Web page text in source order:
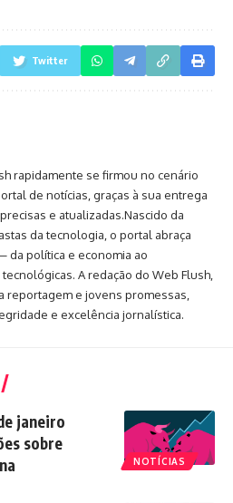
Twitter
rapidamente se firmou no cenário
de notícias, graças à sua entrega
e atualizadas.Nascido da
da tecnologia, o portal abraça
da política e economia ao
A redação do Web Flush,
reportagem e jovens promessas,
e excelência jornalística.
NOTÍCIAS
janeiro
sobre